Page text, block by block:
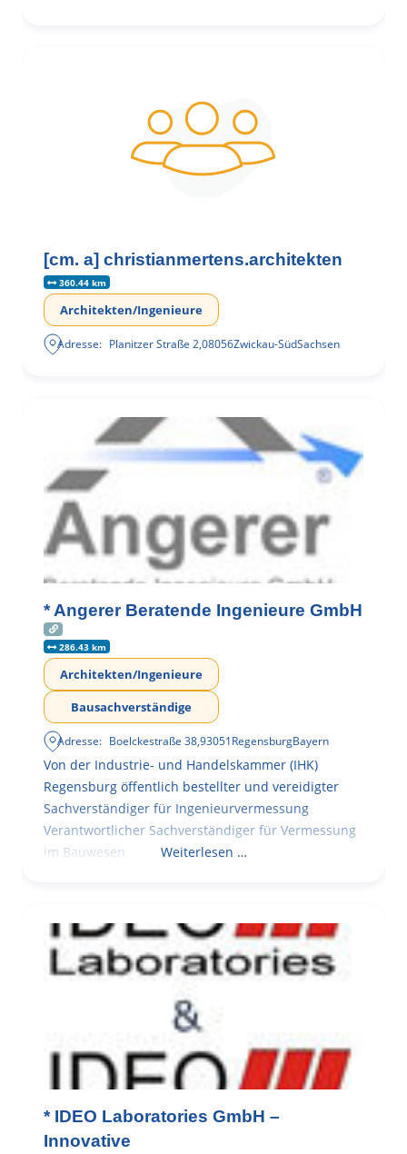
[cm. a] christianmertens.architekten
360.44 km
Architekten/Ingenieure
Adresse: Planitzer Straße 2,08056Zwickau-SüdSachsen
* Angerer Beratende Ingenieure GmbH
286.43 km
Architekten/Ingenieure
Bausachverständige
Adresse: Boelckestraße 38,93051RegensburgBayern
Von der Industrie- und Handelskammer (IHK)
Regensburg öffentlich bestellter und vereidigter
Sachverständiger für Ingenieurvermessung
Verantwortlicher Sachverständiger für Vermessung
im Bauwesen
Weiterlesen …
* IDEO Laboratories GmbH –
Innovative